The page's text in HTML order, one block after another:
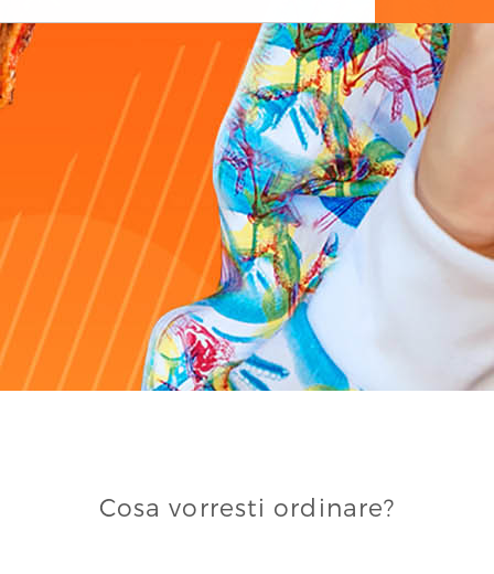
Cosa vorresti ordinare?